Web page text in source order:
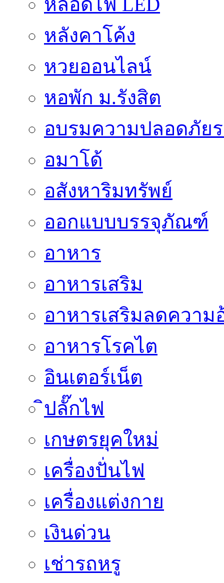
หลังคาโค้ง
หวยออนไลน์
หอพัก ม.รังสิต
อบรมความปลอดภัย
อมาโด้
อสังหาริมทรัพย์
ออกแบบบรรจุภัณฑ์
อาหาร
อาหารเสริม
อาหารเสริมลดความ
อาหารโรคไต
อินเตอร์เน็ต
ิปลั๊กไฟ
เกษตรยุคใหม่
เครื่องปั่นไฟ
เครื่องแต่งกาย
เงินด่วน
เช่ารถหรู